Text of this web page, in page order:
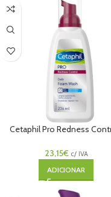
Cetaphil Pro Redness
23,15€ c/ IVA
ADICIONAR